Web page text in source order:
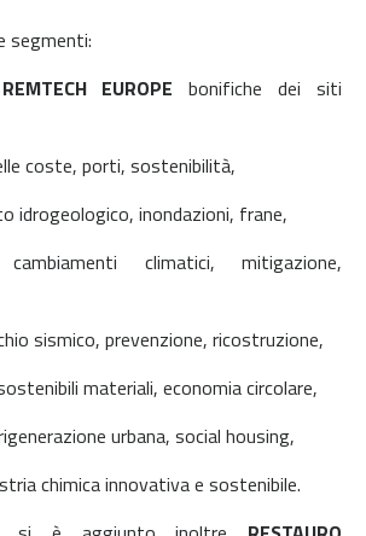
segmenti:
REMTECH EUROPEbonifiche dei siti
coste, porti, sostenibilità,
idrogeologico, inondazioni, frane,
climatici, mitigazione,
sismico, prevenzione, ricostruzione,
materiali, economia circolare,
urbana, social housing,
chimica innovativa e sostenibile.